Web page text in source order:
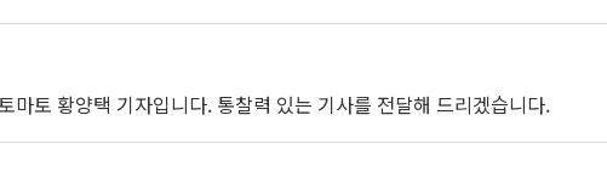
마토 황양택 기자입니다. 통찰력 있는 기사를 전달해 드리겠습니다.